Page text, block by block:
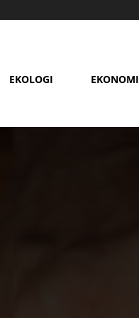
EKOLOGI EKONOMI